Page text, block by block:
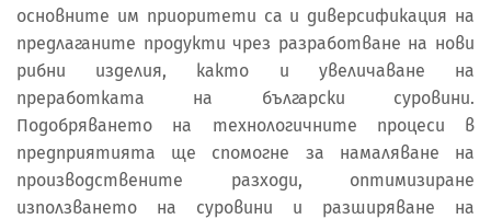
основните им приоритети са и диверсификация на
предлаганите продукти чрез разработване на нови
рибни изделия, както и увеличаване на
преработката на български суровини.
Подобряването на технологичните процеси в
предприятията ще спомогне за намаляване на
производствените разходи, оптимизиране
използването на суровини и разширяване на